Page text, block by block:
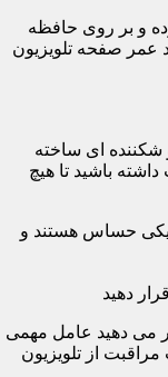
و بر روی حافظه
عمر صفحه تلویزیون
ای ساخته
داشته باشید تا هیچ
حساس هستند و
می دهید عامل مهمی
از تلویزیون